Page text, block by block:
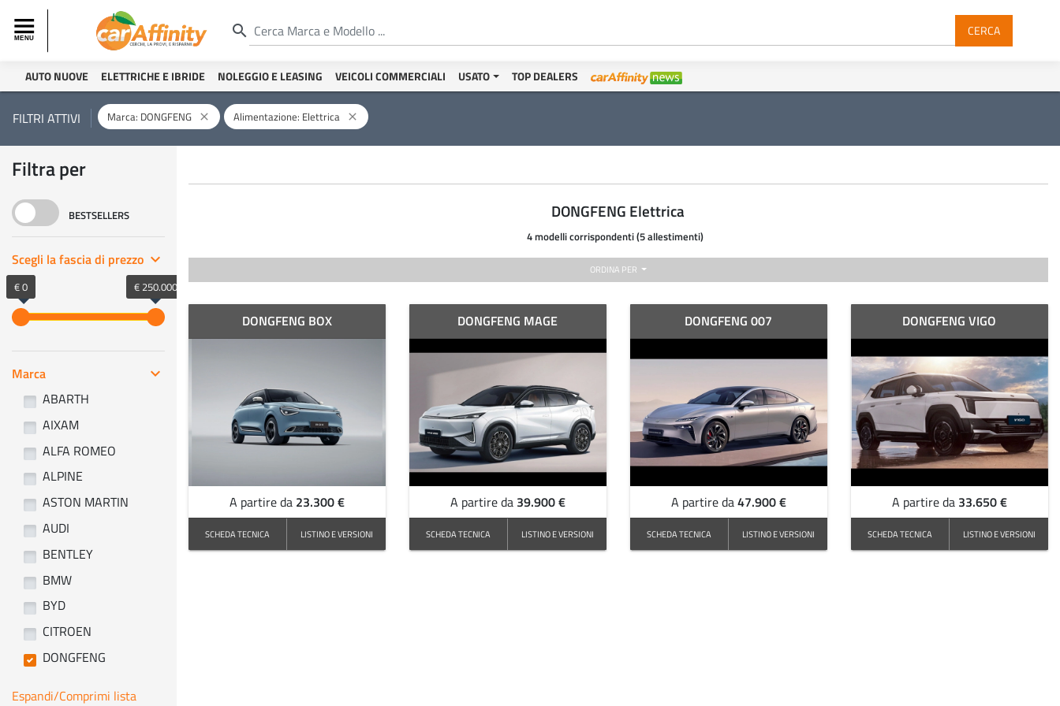
search CERCA
AUTO NUOVE ELETTRICHE E IBRIDE NOLEGGIO E LEASING VEICOLI COMMERCIALI USATO TOP DEALERS
FILTRI ATTIVI Marca: DONGFENG close Alimentazione: Elettrica close
Filtra per
BESTSELLERS
Scegli la fascia di prezzo keyboard_arrow_right
€ 0 € 250.000
Marca keyboard_arrow_right
ABARTH
AIXAM
ALFA ROMEO
ALPINE
ASTON MARTIN
AUDI
BENTLEY
BMW
BYD
CITROEN
DONGFENG
Espandi/Comprimi lista
DONGFENG Elettrica
4 modelli corrispondenti (5 allestimenti)
ORDINA PER
DONGFENG BOX
A partire da 23.300 €
SCHEDA TECNICA LISTINO E VERSIONI
DONGFENG MAGE
A partire da 39.900 €
SCHEDA TECNICA LISTINO E VERSIONI
DONGFENG 007
A partire da47.900 €
SCHEDA TECNICA LISTINO E VERSIONI
DONGFENG VIGO
A partire da 33.650 €
SCHEDA TECNICA LISTINO E VERSIONI